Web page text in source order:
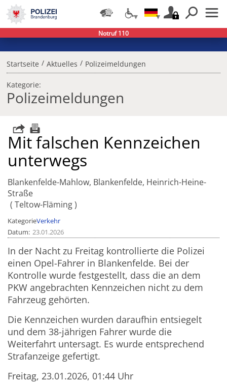
Startseite / Aktuelles / Polizeimeldungen
Kategorie:
Polizeimeldungen
Mit falschen Kennzeichen
unterwegs
Blankenfelde-Mahlow, Blankenfelde, Heinrich-Heine-
Straße
Teltow-Fläming
KategorieVerkehr
Datum 23.01.2026
In der Nacht zu Freitag kontrollierte die Polizei
einen Opel-Fahrer in Blankenfelde. Bei der
Kontrolle wurde festgestellt, dass die an dem
PKW angebrachten Kennzeichen nicht zu dem
Fahrzeug gehörten.
Die Kennzeichen wurden daraufhin entsiegelt
und dem 38-jährigen Fahrer wurde die
Weiterfahrt untersagt. Es wurde entsprechend
Strafanzeige gefertigt.
Freitag, 23.01.2026, 01:44 Uhr
Notruf 110